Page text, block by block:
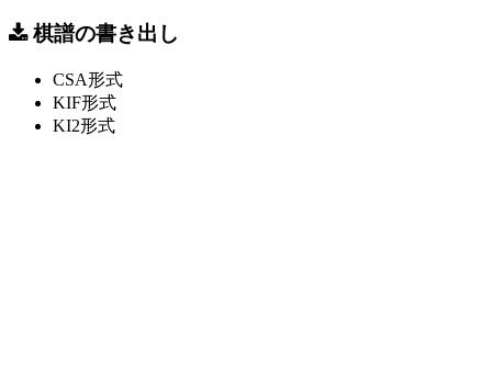
棋譜の書き出し
CSA形式
KIF形式
KI2形式